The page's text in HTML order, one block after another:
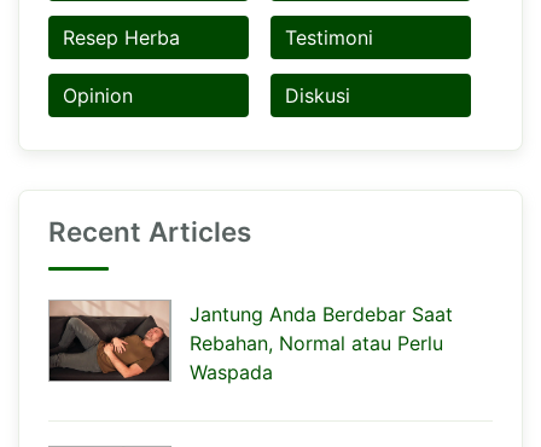
Resep Herba Testimoni
Opinion Diskusi
Recent Articles
Jantung Anda Berdebar Saat
Rebahan, Normal atau Perlu
Waspada